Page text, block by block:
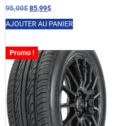
95,00$85,99$
AJOUTER AU PANIER
Promo !